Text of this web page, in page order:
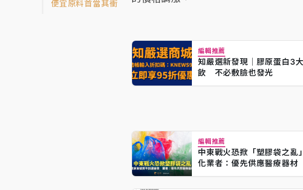
便宜原料首當其衝
編輯推薦
知嚴選新發現｜膠原蛋白3
飲 不必敷臉也發光
編輯推薦
中東戰火恐掀「塑膠袋之
化業者：優先供應醫療器材